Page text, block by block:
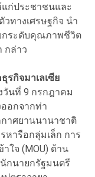
แก่ประชาชนและ
ทางเศรษฐกิจ นำ
กระดับคุณภาพชีวิต
กล่าว
รกิจมาเลเซีย
นที่ 9 กรกฎาคม
อกจากท่า
าศยานนานาชาติ
หารือกลุ่มเล็ก การ
ใจ (MOU) ด้าน
กนายกรัฐมนตรี